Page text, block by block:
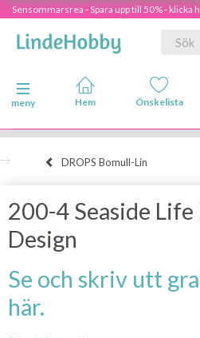
Sensommarsrea - Spara upp till 50% - klicka
Ändra navigering
meny
DROPS Bomull-Lin
200-4 Seaside Life
Design
Se och skriv utt
här.